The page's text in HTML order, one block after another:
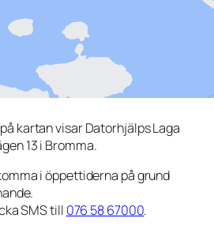
kartan visar Datorhjälps Laga
13 i Bromma.
i öppettiderna på grund
SMS till 076 58 67000.